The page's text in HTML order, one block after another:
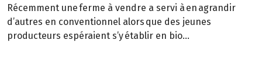
Récemment une ferme à vendre a servi à en agrandir
d’autres en conventionnel alors que des jeunes
producteurs espéraient s’y établir en bio…